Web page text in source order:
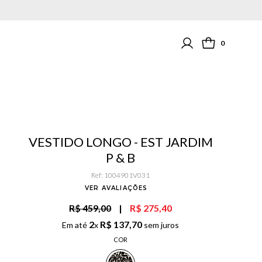
0
VESTIDO LONGO - EST JARDIM
P & B
Ref: 1004901V031
VER AVALIAÇÕES
R$ 459,00 | R$ 275,40
Em até 2x R$ 137,70 sem juros
COR